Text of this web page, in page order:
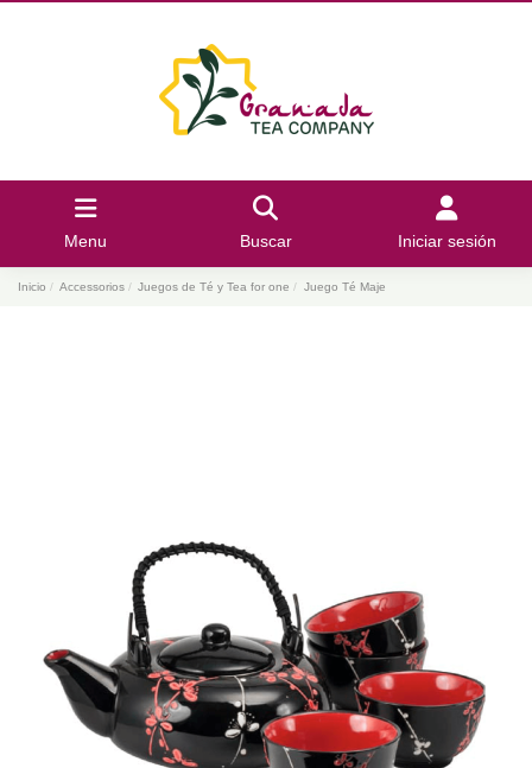
Menu Buscar Iniciar sesión
Inicio Accessorios Juegos de Té y Tea for one Juego Té Maje